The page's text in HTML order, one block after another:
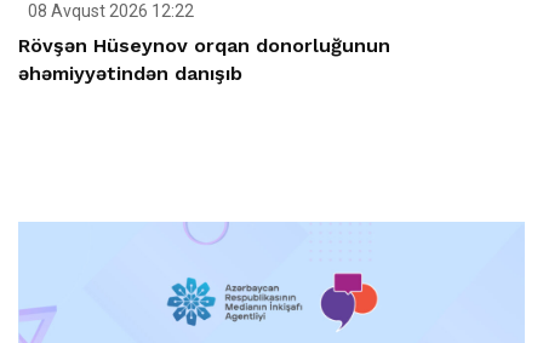
08 Avqust 2026 12:22
Rövşən Hüseynov orqan donorluğunun
əhəmiyyətindən danışıb